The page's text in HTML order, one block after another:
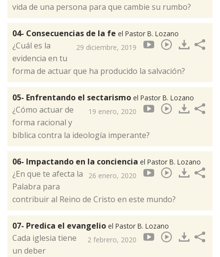
vida de una persona para que cambie su rumbo?
04- Consecuencias de la fe el Pastor B. Lozano
29 diciembre, 2019
¿Cuál es la
evidencia en tu
forma de actuar que ha producido la salvación?
05- Enfrentando el sectarismo el Pastor B. Lozano
19 enero, 2020
¿Cómo actuar de
forma racional y
bíblica contra la ideología imperante?
06- Impactando en la conciencia el Pastor B. Lozano
26 enero, 2020
¿En que te afecta la
Palabra para
contribuir al Reino de Cristo en este mundo?
07- Predica el evangelio el Pastor B. Lozano
2 febrero, 2020
Cada iglesia tiene
un deber